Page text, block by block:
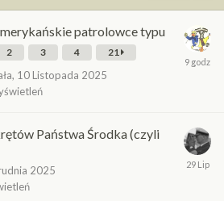
patrolowce typu
2 3 4 21
, 10 Listopada 2025
Państwa Środka (czyli
2025